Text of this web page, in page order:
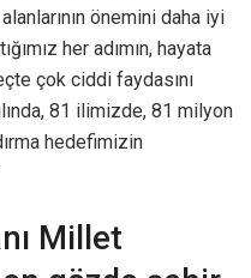
önemini daha iyi
her adımın, hayata
çok ciddi faydasını
81 ilimizde, 81 milyon
hedefimizin
Millet